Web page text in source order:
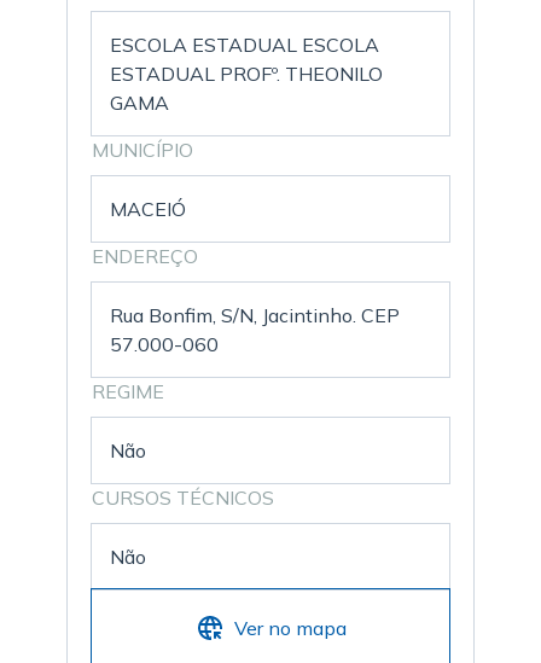
ESCOLA ESTADUAL ESCOLA
ESTADUAL PROFº. THEONILO
GAMA
MUNICÍPIO
MACEIÓ
ENDEREÇO
Rua Bonfim, S/N, Jacintinho. CEP
57.000-060
REGIME
Não
CURSOS TÉCNICOS
Não
Ver no mapa